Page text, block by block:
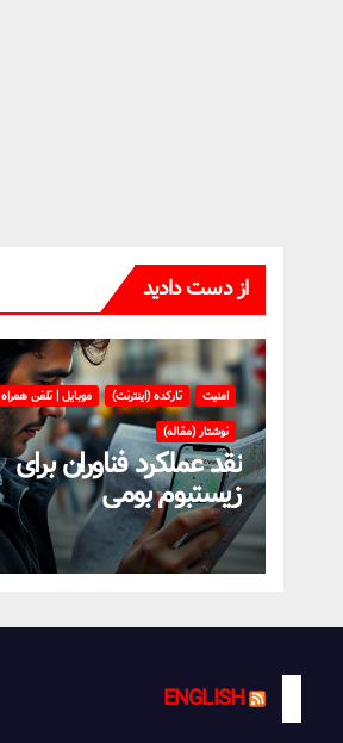
از دست دادید
امنیت تارکده (اینترنت)
موبایل | تلفن همراه
نوشتار (مقاله)
نقد عملکرد فناوران برای
زیستبوم بومی
ENGLISH